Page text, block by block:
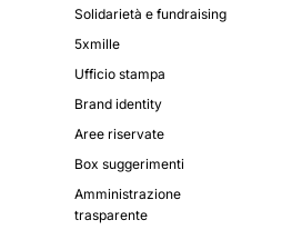
Solidarietà e fundraising
5xmille
Ufficio stampa
Brand identity
Aree riservate
Box suggerimenti
Amministrazione
trasparente